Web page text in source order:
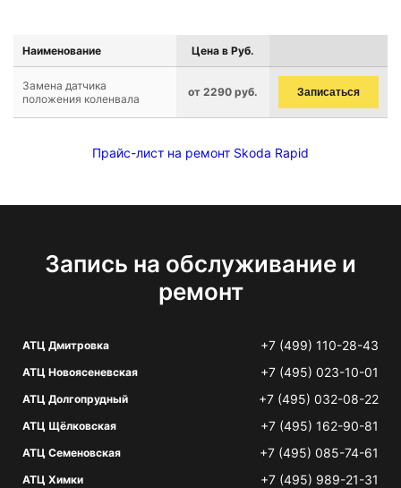
Наименование Цена в Руб.
Замена датчика
положения коленвала
от 2290 руб. Записаться
Прайс-лист на ремонт Skoda Rapid
Запись на обслуживание и
ремонт
АТЦ Дмитровка +7 (499) 110-28-43
АТЦ Новоясеневская +7 (495) 023-10-01
АТЦ Долгопрудный +7 (495) 032-08-22
АТЦ Щёлковская +7 (495) 162-90-81
АТЦ Семеновская +7 (495) 085-74-61
АТЦ Химки +7 (495) 989-21-31